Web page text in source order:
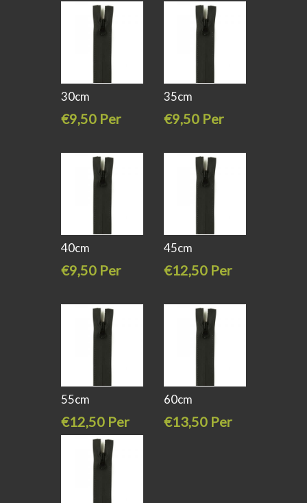
30cm
spiraal
€9,50 Per
35cm
spiraal
€9,50 Per
40cm
spiraal
€9,50 Per
45cm
spiraal
€12,50 Per
55cm
spiraal
€12,50 Per
stuk
60cm
spiraal
€13,50 Per